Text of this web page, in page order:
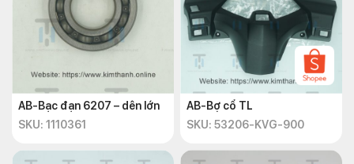
AB-Bạc đạn 6207 – dên lớn
SKU: 1110361
AB-Bợ cổ TL
SKU: 53206-KVG-900